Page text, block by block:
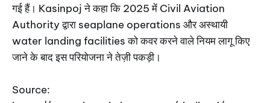
गई हैं। Kasinpoj ने कहा कि 2025 में Civil Aviation
Authority द्वारा seaplane operations और अस्थायी
water landing facilities को कवर करने वाले नियम लागू किए
जाने के बाद इस परियोजना ने तेज़ी पकड़ी।
Source: